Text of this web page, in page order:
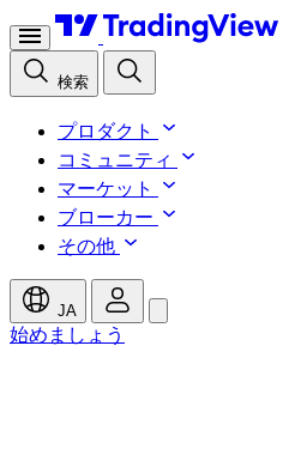
検索
プロダクト
コミュニティ
マーケット
ブローカー
その他
JA
始めましょう